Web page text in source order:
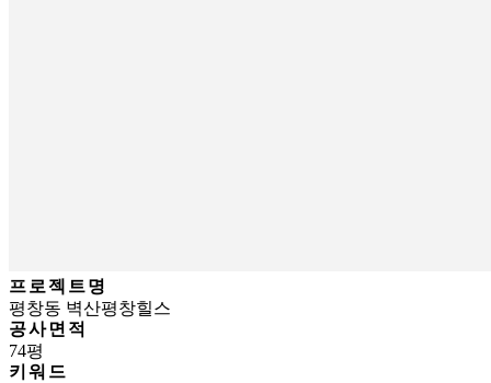
프로젝트명
평창동 벽산평창힐스
공사면적
74평
키워드